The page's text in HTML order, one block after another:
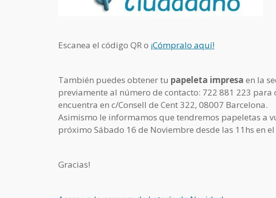
Escanea el código QR o ¡Cómpralo aquí!
También puedes obtener tu papeleta impresa en la
previamente al número de contacto: 722 881 223
encuentra en c/Consell de Cent 322, 08007 Barcelona.
Asimismo le informamos que tendremos papeletas a
próximo Sábado 16 de Noviembre desde las 11hs en
Gracias!